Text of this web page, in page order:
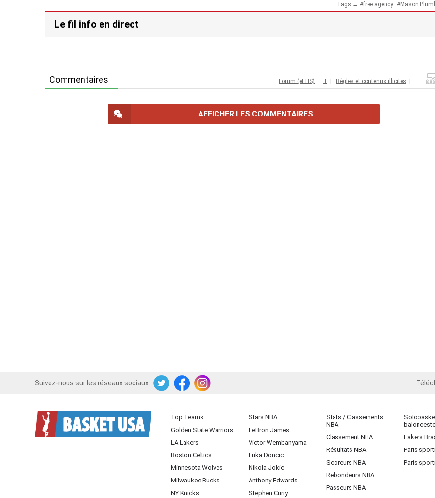
Tags → free agency Mason
Le fil info en direct
Commentaires Forum (et HS) | + | Règles et contenus illicites |
AFFICHER LES COMMENTAIRES
Suivez-nous sur les réseaux sociaux
TwitterFacebookInstagram iOS
Top Teams
Golden State Warriors
LA Lakers
Boston Celtics
Minnesota Wolves
Milwaukee Bucks
NY Knicks
Stars NBA
LeBron James
Victor Wembanyama
Luka Doncic
Nikola Jokic
Anthony Edwards
Stephen Curry
Stats / Classements
NBA
Classement NBA
Résultats NBA
Scoreurs NBA
Rebondeurs NBA
Passeurs NBA
Lakers
Paris
Paris